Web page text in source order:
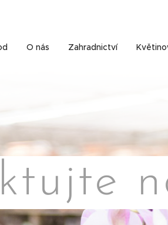
O nás Zahradnictví